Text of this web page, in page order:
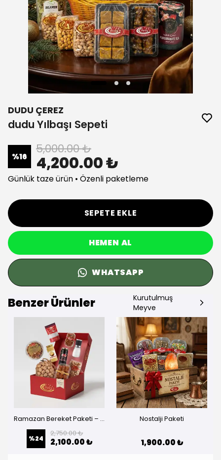
DUDU ÇEREZ
dudu Yılbaşı Sepeti
%16 5,000.00 ₺
4,200.00 ₺
Günlük taze ürün • Özenli paketleme
SEPETE EKLE
HEMEN AL
WHATSAPP
Benzer Ürünler
Kurutulmuş
Meyve
Ramazan Bereket Paketi – Paylaşmanın En Lezzetli Hali
%24
2,750.00 ₺
2,100.00 ₺
Nostalji Paketi
1,900.00 ₺